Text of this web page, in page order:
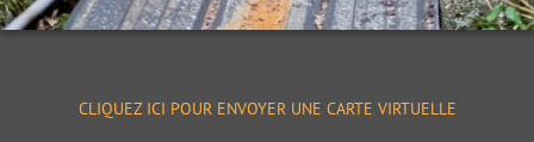
CLIQUEZ ICI POUR ENVOYER UNE CARTE VIRTUELLE